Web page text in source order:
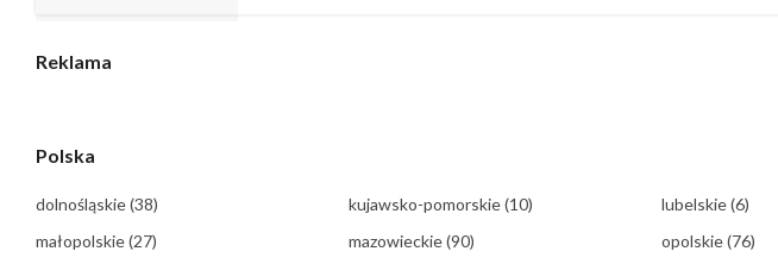
Reklama
Polska
dolnośląskie(38) kujawsko-pomorskie(10) lubelskie(6)
małopolskie(27) mazowieckie(90) opolskie(76)